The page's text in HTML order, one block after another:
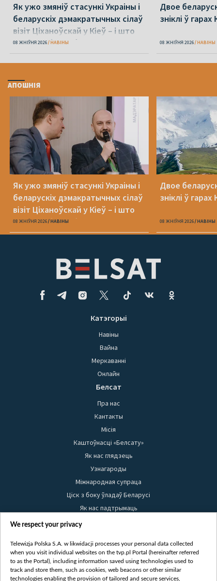
Як ужо змяніў стасункі Украіны і
беларускіх дэмакратычных сілаў
візіт Ціханоўскай у Кіеў – і што
яшчэ трэба зрабіць
08 ЖНІЎНЯ 2026 НАВІНЫ
Двое
зніклі ў
08 ЖНІЎНЯ 2026 НАВІНЫ
АПОШНІЯ
Як ужо змяніў стасункі Украіны і
беларускіх дэмакратычных сілаў
візіт Ціханоўскай у Кіеў – і што
яшчэ трэба зрабіць
08 ЖНІЎНЯ 2026 НАВІНЫ
Двое
зніклі ў
08 ЖНІЎНЯ 2026 НАВІНЫ
Катэгорыі
Навіны
Вайна
Меркаванні
Онлайн
Белсат
Пра нас
Кантакты
Місія
Каштоўнасці «Белсату»
Як нас глядзець
Узнагароды
Міжнародная супраца
Ціск з боку ўладаў Беларусі
Як нас падтрымаць
Правілы выкарыстання матэрыялаў
Бяспека
Youtube
Белсат news
We respect your privacy
Telewizja Polska S.A. w likwidacji processes your personal data collected
when you visit individual websites on the tvp.pl Portal (hereinafter referred
to as the Portal), including information saved using technologies used to
track and store them, such as cookies, web beacons or other similar
technologies enabling the provision of tailored and secure services,